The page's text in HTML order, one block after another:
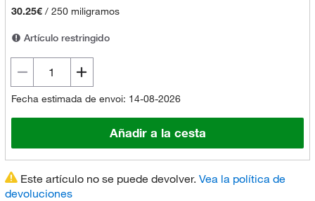
30.25€/ 250 miligramos
Artículo restringido
Fecha estimada de envoi: 14-08-2026
Añadir a la cesta
Este artículo no se puede devolver. Vea la política de
devoluciones